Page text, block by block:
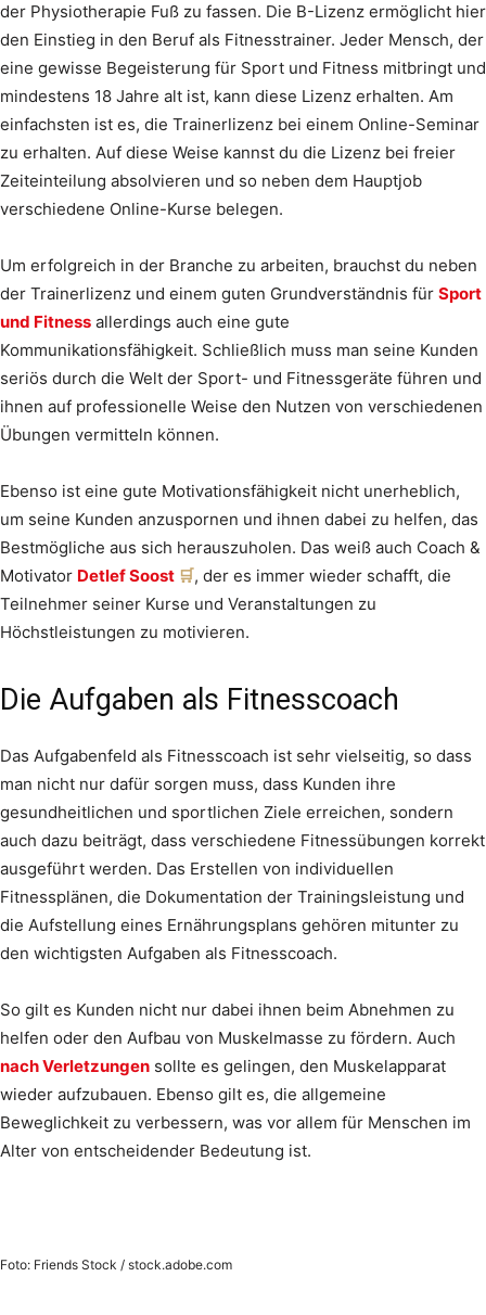
der Physiotherapie Fuß zu fassen. Die B-Lizenz ermöglicht hier
den Einstieg in den Beruf als Fitnesstrainer. Jeder Mensch, der
eine gewisse Begeisterung für Sport und Fitness mitbringt und
mindestens 18 Jahre alt ist, kann diese Lizenz erhalten. Am
einfachsten ist es, die Trainerlizenz bei einem Online-Seminar
zu erhalten. Auf diese Weise kannst du die Lizenz bei freier
Zeiteinteilung absolvieren und so neben dem Hauptjob
verschiedene Online-Kurse belegen.
Um erfolgreich in der Branche zu arbeiten, brauchst du neben
der Trainerlizenz und einem guten Grundverständnis für Sport
und Fitness allerdings auch eine gute
Kommunikationsfähigkeit. Schließlich muss man seine Kunden
seriös durch die Welt der Sport- und Fitnessgeräte führen und
ihnen auf professionelle Weise den Nutzen von verschiedenen
Übungen vermitteln können.
Ebenso ist eine gute Motivationsfähigkeit nicht unerheblich,
um seine Kunden anzuspornen und ihnen dabei zu helfen, das
Bestmögliche aus sich herauszuholen. Das weiß auch Coach &
Motivator Detlef Soost
, der es immer wieder schafft, die
Teilnehmer seiner Kurse und Veranstaltungen zu
Höchstleistungen zu motivieren.
Die Aufgaben als Fitnesscoach
Das Aufgabenfeld als Fitnesscoach ist sehr vielseitig, so dass
man nicht nur dafür sorgen muss, dass Kunden ihre
gesundheitlichen und sportlichen Ziele erreichen, sondern
auch dazu beiträgt, dass verschiedene Fitnessübungen korrekt
ausgeführt werden. Das Erstellen von individuellen
Fitnessplänen, die Dokumentation der Trainingsleistung und
die Aufstellung eines Ernährungsplans gehören mitunter zu
den wichtigsten Aufgaben als Fitnesscoach.
So gilt es Kunden nicht nur dabei ihnen beim Abnehmen zu
helfen oder den Aufbau von Muskelmasse zu fördern. Auch
nach Verletzungen sollte es gelingen, den Muskelapparat
wieder aufzubauen. Ebenso gilt es, die allgemeine
Beweglichkeit zu verbessern, was vor allem für Menschen im
Alter von entscheidender Bedeutung ist.
Foto: Friends Stock / stock.adobe.com